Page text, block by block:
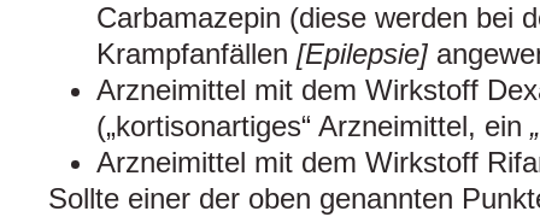
Carbamazepin (diese werden bei
Krampfanfällen [Epilepsie]
Arzneimittel mit dem Wirkstoff
(„kortisonartiges“ Arzneimittel, ein
Arzneimittel mit dem Wirkstoff
Sollte einer der oben genannten